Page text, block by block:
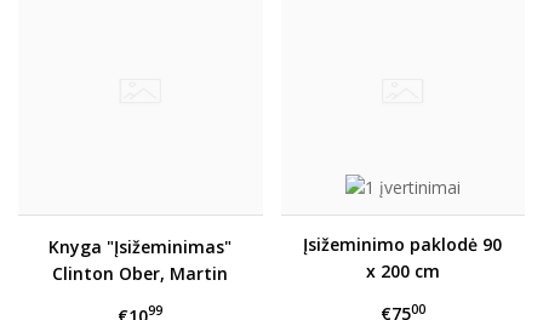
Knyga "Įsižeminimas"
Clinton Ober, Martin
€1099
Įsižeminimo paklodė 90
x 200 cm
€7500